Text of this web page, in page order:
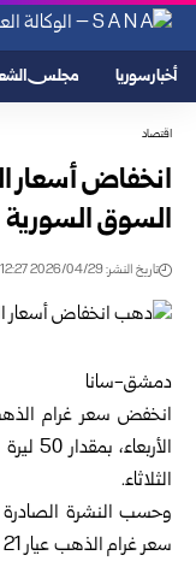
أخبار سوريا مجلس
اقتصاد
السوق السورية
تاريخ النشر: 2026/04/29 12:27 مساءً
دمشق-سانا
الثلاثاء.
وحسب النشرة الصادرة